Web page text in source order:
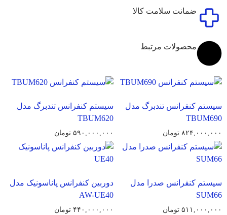
ضمانت سلامت کالا
محصولات مرتبط
سیستم کنفرانس تندبرگ مدل
TBUM690
۸۲۴,۰۰۰,۰۰۰ تومان
سیستم کنفرانس تندبرگ مدل
TBUM620
۵۹۰,۰۰۰,۰۰۰ تومان
سیستم کنفرانس صدرا مدل
SUM66
۵۱۱,۰۰۰,۰۰۰ تومان
دوربین کنفرانس پاناسونیک مدل
AW-UE40
۴۴۰,۰۰۰,۰۰۰ تومان